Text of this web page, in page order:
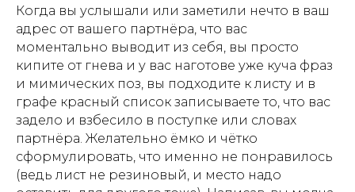
Когда вы услышали или заметили нечто в ваш
адрес от вашего партнёра, что вас
моментально выводит из себя, вы просто
кипите от гнева и у вас наготове уже куча фраз
и мимических поз, вы подходите к листу и в
графе красный список записываете то, что вас
задело и взбесило в поступке или словах
партнёра. Желательно ёмко и чётко
сформулировать, что именно не понравилось
(ведь лист не резиновый, и место надо